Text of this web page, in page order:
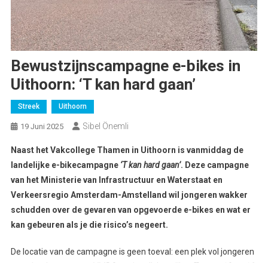
Bewustzijnscampagne e-bikes in
Uithoorn: ‘T kan hard gaan’
Streek Uithoorn
19 Juni 2025 Sibel Önemli
Naast het Vakcollege Thamen in Uithoorn is vanmiddag de
landelijke e-bikecampagne ‘T kan hard gaan’. Deze campagne
van het Ministerie van Infrastructuur en Waterstaat en
Verkeersregio Amsterdam-Amstelland wil jongeren wakker
schudden over de gevaren van opgevoerde e-bikes en wat er
kan gebeuren als je die risico’s negeert.
De locatie van de campagne is geen toeval: een plek vol jongeren